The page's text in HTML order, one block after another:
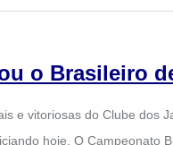
o Brasileiro
e vitoriosas do Clube dos
hoje. O Campeonato